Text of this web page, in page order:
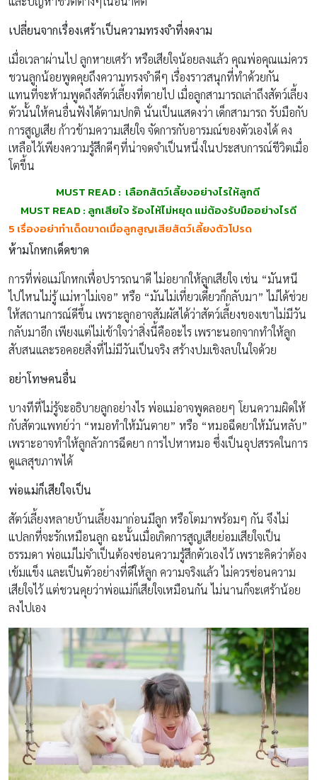
เปลี่ยนจากเรื่องเศร้าเป็นความทรงจำที่งดงาม
เมื่อเวลาผ่านไป ลูกหายเศร้า หรือเสียใจน้อยลงแล้ว คุณพ่อคุณแม่ควร
ชวนลูกน้อยพูดคุยถึงความทรงจำดีๆ เรื่องราวสนุกที่ทำด้วยกัน
แทนที่จะห้ามพูดถึงสัตว์เลี้ยงที่ตายไป เมื่อลูกสามารถเล่าถึงสัตว์เลี้ยง
ตัวนั้นให้คนอื่นฟังได้ตามปกติ นั่นเป็นแสดงว่า เด็กสามารถ รับมือกับ
การสูญเสีย ก้าวข้ามความเสียใจ จัดการกับอารมณ์ของตัวเองได้ คง
เหลือไว้เพียงความรู้สึกดีๆที่น่าจดจำเป็นหนึ่งในประสบการณ์ชีวิตเมื่อ
โตขึ้น
MUST READ : เลือกสัตว์เลี้ยงอย่างไรให้ลูกดี
MUST READ : ลูกเสียใจ ร้องไห้ไม่หยุด แม่ต้องรับมืออย่างไรดี
5 เรื่องอย่าทำเด็ดขาดเมื่อลูกสูญเสียสัตว์เลี้ยงตัวโปรด
ห้ามโกหกเด็ดขาด
การที่พ่อแม่โกหกเพื่อปรารถนาดี ไม่อยากให้ลูกเสียใจ เช่น “มันหนี
ไปไหนไม่รู้ แม่หาไม่เจอ” หรือ “มันไม่เที่ยวเดี๋ยวก็กลับมา” ไม่ได้ช่วย
ให้สถานการณ์ดีขึ้น เพราะลูกอาจสัมผัสได้ว่าสัตว์เลี้ยงของเขาไม่มีวัน
กลับมาอีก เพียงแต่ไม่เข้าใจว่าสิ่งนี้คืออะไร เพราะนอกจากทำให้ลูก
สับสนและรอคอยสิ่งที่ไม่มีวันเป็นจริง สร้างปมเชิงลบในใจด้วย
อย่าโทษคนอื่น
บางทีที่ไม่รู้จะอธิบายลูกอย่างไร พ่อแม่อาจพูดลอยๆ โยนความผิดให้
กับสัตวแพทย์ว่า “หมอทำให้มันตาย” หรือ “หมอฉีดยาให้มันหลับ”
เพราะอาจทำให้ลูกลัวการฉีดยา การไปหาหมอ ซึ่งเป็นอุปสรรคในการ
ดูแลสุขภาพได้
พ่อแม่ก็เสียใจเป็น
สัตว์เลี้ยงหลายบ้านเลี้ยงมาก่อนมีลูก หรือโตมาพร้อมๆ กัน จึงไม่
แปลกที่จะรักเหมือนลูก ฉะนั้นเมื่อเกิดการสูญเสียย่อมเสียใจเป็น
ธรรมดา พ่อแม่ไม่จำเป็นต้องซ่อนความรู้สึกตัวเองไว้ เพราะคิดว่าต้อง
เข้มแข็ง และเป็นตัวอย่างที่ดีให้ลูก ความจริงแล้ว ไม่ควรซ่อนความ
เสียใจไว้ แต่ชวนคุยว่าพ่อแม่ก็เสียใจเหมือนกัน ไม่นานก็จะเศร้าน้อย
ลงไปเอง